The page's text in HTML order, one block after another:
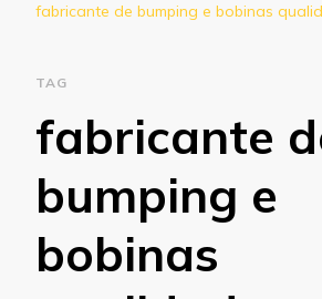
fabricante de bumping e bobinas
TAG
fabricante
bumping e
bobinas